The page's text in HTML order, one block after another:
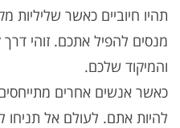
תהיו חיוביים כאשר שליליות
מנסים להפיל אתכם. זוהי
והמיקוד שלכם.
כאשר אנשים אחרים
להיות אתם. לעולם אל